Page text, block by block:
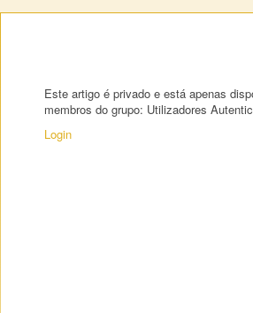
Este artigo é privado e está apenas
membros do grupo: Utilizadores
Login